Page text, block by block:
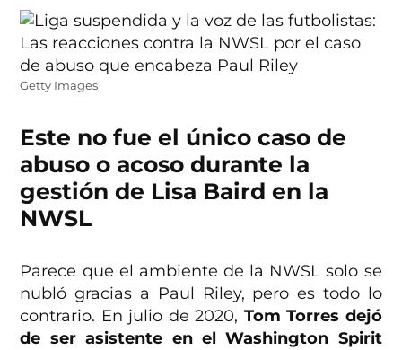
Getty Images
Este no fue el único caso de
abuso o acoso durante la
gestión de Lisa Baird en la
NWSL
Parece que el ambiente de la NWSL solo se
nubló gracias a Paul Riley, pero es todo lo
contrario. En julio de 2020, Tom Torres dejó
de ser asistente en el Washington Spirit